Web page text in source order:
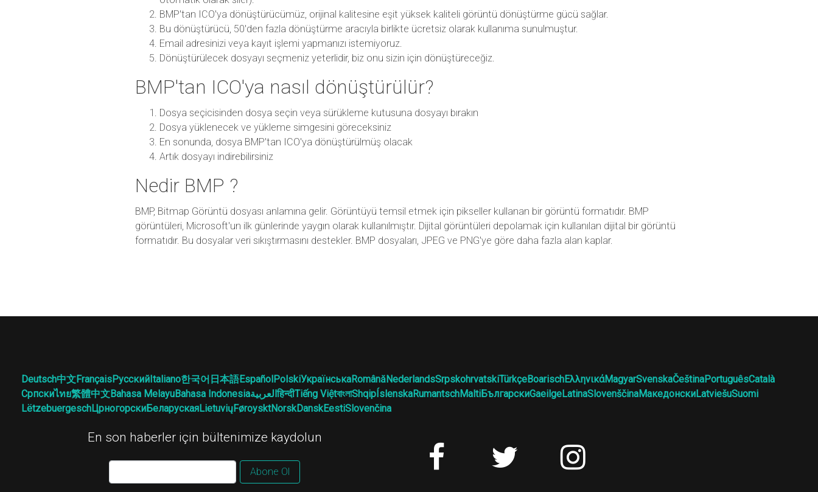
BMP'tan ICO'ya dönüştürücümüz, orijinal kalitesine eşit yüksek kaliteli görüntü dönüştürme gücü sağlar.
Bu dönüştürücü, 50'den fazla dönüştürme aracıyla birlikte ücretsiz olarak kullanıma sunulmuştur.
Email adresinizi veya kayıt işlemi yapmanızı istemiyoruz.
Dönüştürülecek dosyayı seçmeniz yeterlidir, biz onu sizin için dönüştüreceğiz.
BMP'tan ICO'ya nasıl dönüştürülür?
Dosya seçicisinden dosya seçin veya sürükleme kutusuna dosyayı bırakın
Dosya yüklenecek ve yükleme simgesini göreceksiniz
En sonunda, dosya BMP'tan ICO'ya dönüştürülmüş olacak
Artık dosyayı indirebilirsiniz
Nedir BMP ?
BMP, Bitmap Görüntü dosyası anlamına gelir. Görüntüyü temsil etmek için pikseller kullanan bir görüntü formatıdır. BMP
görüntüleri, Microsoft'un ilk günlerinde yaygın olarak kullanılmıştır. Dijital görüntüleri depolamak için kullanılan dijital bir görüntü
formatıdır. Bu dosyalar veri sıkıştırmasını destekler. BMP dosyaları, JPEG ve PNG'ye göre daha fazla alan kaplar.
Deutsch中文FrançaisРусскийItaliano한국어 日本語EspañolPolskiУкраїнськаRomânăNederlandsSrpskohrvatskiTürkçeBoarischΕλληνικάMagyarSvenskaČeštinaPortuguêsCatalà
Српскиไทย繁體中文Bahasa MelayuBahasa Indonesiaالعربيةहिन्दीTiếng ViệtবাংলাShqipÍslenskaRumantschMaltiБългарскиGaeilgeLatinaSlovenščinaМакедонскиLatviešuSuomi
LëtzebuergeschЦрногорскиБеларускаяLietuviųFøroysktNorskDanskEestiSlovenčina
En son haberler için bültenimize kaydolun
Abone Ol